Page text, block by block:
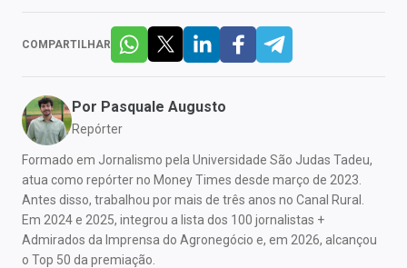
COMPARTILHAR
Por Pasquale Augusto
Repórter
Formado em Jornalismo pela Universidade São Judas Tadeu,
atua como repórter no Money Times desde março de 2023.
Antes disso, trabalhou por mais de três anos no Canal Rural.
Em 2024 e 2025, integrou a lista dos 100 jornalistas +
Admirados da Imprensa do Agronegócio e, em 2026, alcançou
o Top 50 da premiação.